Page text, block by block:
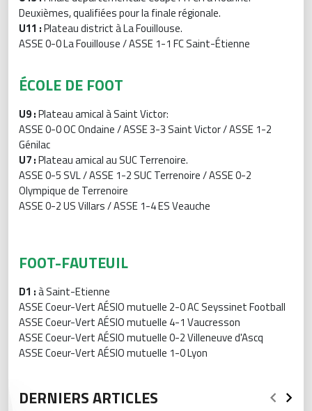
Deuxièmes, qualifiées pour la finale régionale.
U11 :Plateau district à La Fouillouse.
ASSE 0-0 La Fouillouse / ASSE 1-1 FC Saint-Étienne
ÉCOLE DE FOOT
U9 :Plateau amical à Saint Victor:
ASSE 0-0 OC Ondaine / ASSE 3-3 Saint Victor / ASSE 1-2
Génilac
U7 :Plateau amical au SUC Terrenoire.
ASSE 0-5 SVL / ASSE 1-2 SUC Terrenoire / ASSE 0-2
Olympique de Terrenoire
ASSE 0-2 US Villars / ASSE 1-4 ES Veauche
FOOT-FAUTEUIL
D1 :à Saint-Etienne
ASSE Coeur-Vert AÉSIO mutuelle 2-0 AC Seyssinet Football
ASSE Coeur-Vert AÉSIO mutuelle 4-1 Vaucresson
ASSE Coeur-Vert AÉSIO mutuelle 0-2 Villeneuve d'Ascq
ASSE Coeur-Vert AÉSIO mutuelle 1-0 Lyon
DERNIERS ARTICLES